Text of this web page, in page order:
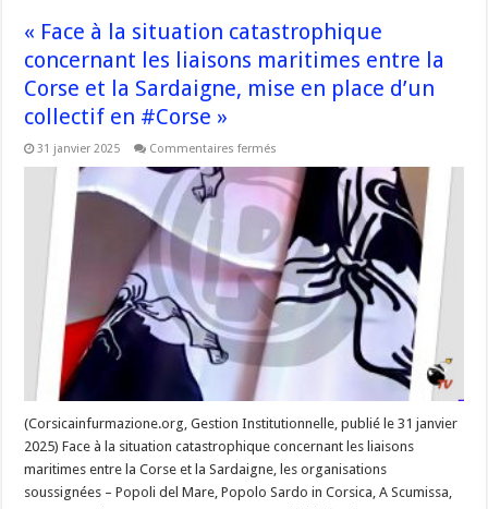
« Face à la situation catastrophique
concernant les liaisons maritimes entre la
Corse et la Sardaigne, mise en place d’un
collectif en #Corse »
31 janvier 2025 Commentaires fermés
à
la
situation
catastrophique
concernant
les
liaisons
maritimes
entre
la
et
la
Sardaigne,
place
d’un
collectif
en
(Corsicainfurmazione.org, Gestion Institutionnelle, publié le 31 janvier
2025) Face à la situation catastrophique concernant les liaisons
maritimes entre la Corse et la Sardaigne, les organisations
soussignées – Popoli del Mare, Popolo Sardo in Corsica, A Scumissa,